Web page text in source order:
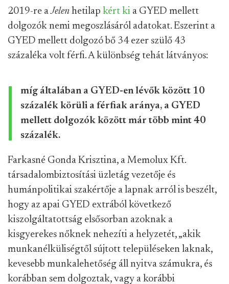
2019-re aJelen hetilap kért ki a GYED mellett
dolgozók nemi megoszlásáról adatokat. Eszerint a
GYED mellett dolgozó bő 34 ezer szülő 43
százaléka volt férfi. A különbség tehát látványos:
míg általában a GYED-en lévők között 10
százalék körüli a férfiak aránya, a GYED
mellett dolgozók között már több mint 40
százalék.
Farkasné Gonda Krisztina, a Memolux Kft.
társadalombiztosítási üzletág vezetője és
humánpolitikai szakértője a lapnak arról is beszélt,
hogy az apai GYED extrából következő
kiszolgáltatottság elsősorban azoknak a
kisgyerekes nőknek nehezíti a helyzetét, „akik
munkanélküliségtől sújtott településeken laknak,
kevesebb munkalehetőség áll nyitva számukra, és
korábban sem dolgoztak, vagy a korábbi